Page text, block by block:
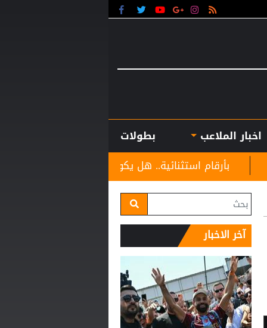
اخبار الملاعب
بطولات
هل يكون كوبارسي مفاجأة الكرة الذهبية؟
آخر الاخبار